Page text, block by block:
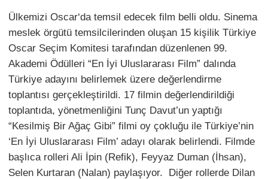
Ülkemizi Oscar‘da temsil edecek film belli oldu. Sinema
meslek örgütü temsilcilerinden oluşan 15 kişilik Türkiye
Oscar Seçim Komitesi tarafından düzenlenen 99.
Akademi Ödülleri “En İyi Uluslararası Film” dalında
Türkiye adayını belirlemek üzere değerlendirme
toplantısı gerçekleştirildi. 17 filmin değerlendirildiği
toplantıda, yönetmenliğini Tunç Davut’un yaptığı
“Kesilmiş Bir Ağaç Gibi” filmi oy çokluğu ile Türkiye’nin
‘En İyi Uluslararası Film’ adayı olarak belirlendi. Filmde
başlıca rolleri Ali İpin (Refik), Feyyaz Duman (İhsan),
Selen Kurtaran (Nalan) paylaşıyor. Diğer rollerde Dilan